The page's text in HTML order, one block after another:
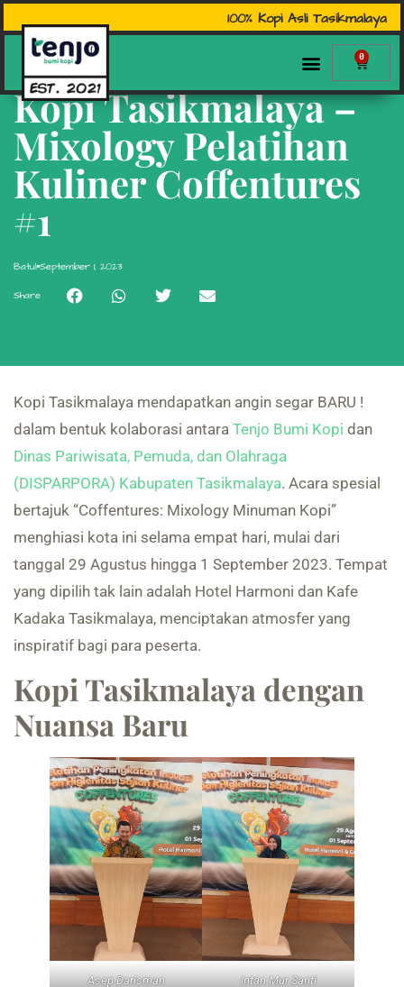
100% Kopi Asli Tasikmalaya
0
Kopi Tasikmalaya –
Mixology Pelatihan
Kuliner Coffentures
#1
Batul September 1, 2023
Share
Kopi Tasikmalaya mendapatkan angin segar BARU !
dalam bentuk kolaborasi antara Tenjo Bumi Kopi dan
Dinas Pariwisata, Pemuda, dan Olahraga
(DISPARPORA) Kabupaten Tasikmalaya. Acara spesial
bertajuk “Coffentures: Mixology Minuman Kopi”
menghiasi kota ini selama empat hari, mulai dari
tanggal 29 Agustus hingga 1 September 2023. Tempat
yang dipilih tak lain adalah Hotel Harmoni dan Kafe
Kadaka Tasikmalaya, menciptakan atmosfer yang
inspiratif bagi para peserta.
Kopi Tasikmalaya dengan
Nuansa Baru
Asep Darisman Intan Mur Santi